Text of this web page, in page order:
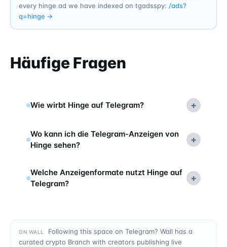
every hinge ad we have indexed on tgadsspy: /ads?
q=hinge →
Häufige Fragen
Wie wirbt Hinge auf Telegram? +
Wo kann ich die Telegram-Anzeigen von
Hinge sehen?
+
Welche Anzeigenformate nutzt Hinge auf
Telegram?
+
ON WALL
Following this space on Telegram? Wall has a
curated crypto Branch with creators publishing live